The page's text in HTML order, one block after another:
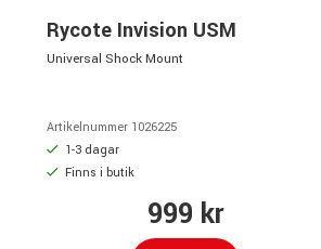
Rycote Invision USM
Universal Shock Mount
Artikelnummer 1026225
1-3 dagar
Finns i butik
999 kr